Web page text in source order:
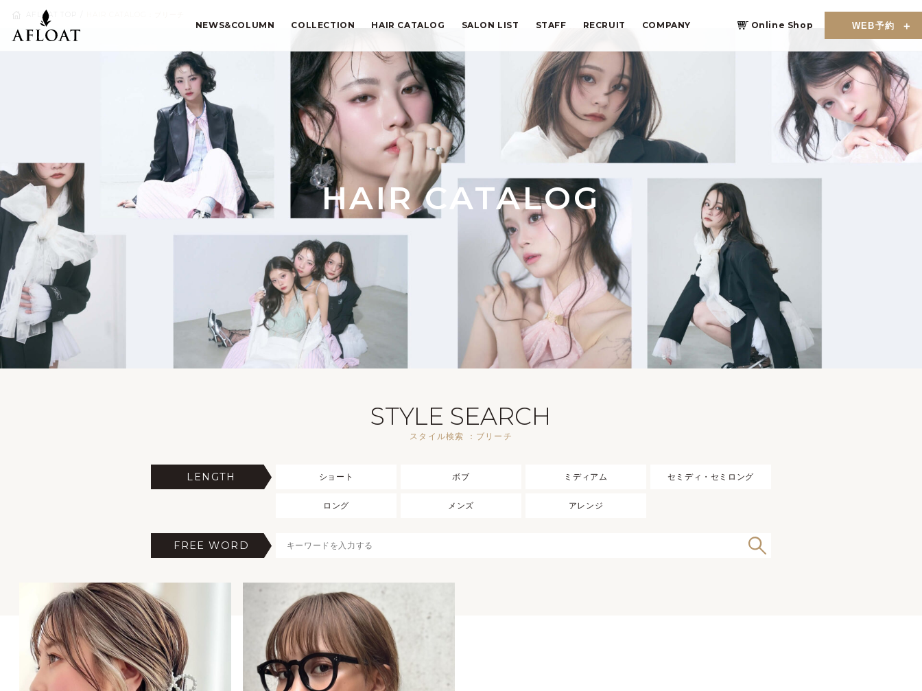
NEWS&COLUMN COLLECTION HAIR CATALOG SALON LIST STAFF RECRUIT COMPANY Online Shop WEB予約
AFLOAT TOP
HAIR CATALOG
STYLE SEARCH
スタイル検索 ：ブリーチ
LENGTH ショート ボブ ミディアム セミディ・セミロング
ロング メンズ アレンジ
FREE WORD